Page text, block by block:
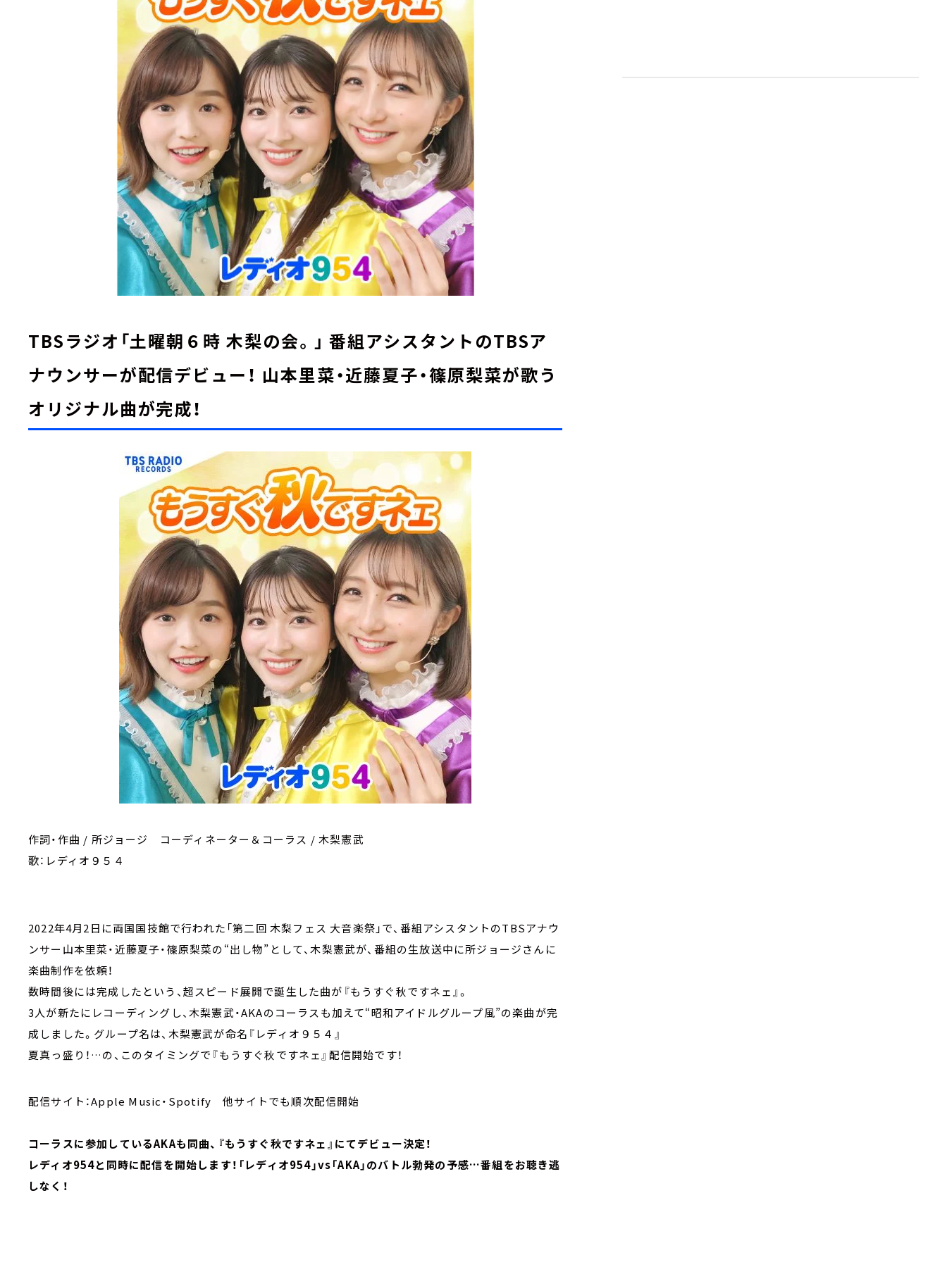
TBSラジオ「土曜朝６時 木梨の会。」 番組アシスタントのTBSア
ナウンサーが配信デビュー！ 山本里菜・近藤夏子・篠原梨菜が歌う
オリジナル曲が完成！
作詞・作曲 / 所ジョージ コーディネーター＆コーラス / 木梨憲武
歌：レディオ９５４
2022年4月2日に両国国技館で行われた「第二回 木梨フェス 大音楽祭」で、番組アシスタントのTBSアナウ
ンサー山本里菜・近藤夏子・篠原梨菜の“出し物”として、木梨憲武が、番組の生放送中に所ジョージさんに
楽曲制作を依頼！
数時間後には完成したという、超スピード展開で誕生した曲が『もうすぐ秋ですネェ』。
3人が新たにレコーディングし、木梨憲武・AKAのコーラスも加えて“昭和アイドルグループ風”の楽曲が完
成しました。グループ名は、木梨憲武が命名『レディオ９５４』
夏真っ盛り！…の、このタイミングで『もうすぐ秋ですネェ』配信開始です！
配信サイト：Apple Music・Spotify 他サイトでも順次配信開始
コーラスに参加しているAKAも同曲、『もうすぐ秋ですネェ』にてデビュー決定！
レディオ954と同時に配信を開始します！「レディオ954」vs「AKA」のバトル勃発の予感…番組をお聴き逃
しなく！